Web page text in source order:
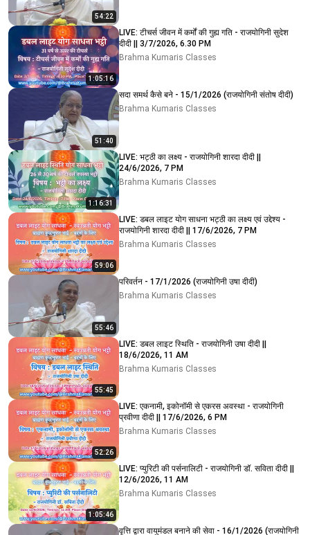
54:22
1:05:16
LIVE: टीचर्स जीवन में कर्मों की गुह्य गति - राजयोगिनी सुदेश
दीदी || 3/7/2026, 6.30 PM
Brahma Kumaris Classes
51:40
सदा समर्थ कैसे बने - 15/1/2026 (राजयोगिनी संतोष दीदी)
Brahma Kumaris Classes
1:16:31
LIVE: भट्ठी का लक्ष्य - राजयोगिनी शारदा दीदी ||
24/6/2026, 7 PM
Brahma Kumaris Classes
59:06
LIVE: डबल लाइट योग साधना भट्ठी का लक्ष्य एवं उद्देश्य -
राजयोगिनी शारदा दीदी || 17/6/2026, 7 PM
Brahma Kumaris Classes
55:46
परिवर्तन - 17/1/2026 (राजयोगिनी उषा दीदी)
Brahma Kumaris Classes
55:45
LIVE: डबल लाइट स्थिति - राजयोगिनी उषा दीदी ||
18/6/2026, 11 AM
Brahma Kumaris Classes
52:26
LIVE: एकनामी, इकोनॉमी से एकरस अवस्था - राजयोगिनी
प्रवीणा दीदी || 17/6/2026, 6 PM
Brahma Kumaris Classes
1:05:46
LIVE: प्युरिटी की पर्सनालिटी - राजयोगिनी डॉ. सविता दीदी ||
12/6/2026, 11 AM
Brahma Kumaris Classes
वृत्ति द्वारा वायुमंडल बनाने की सेवा - 16/1/2026 (राजयोगिनी